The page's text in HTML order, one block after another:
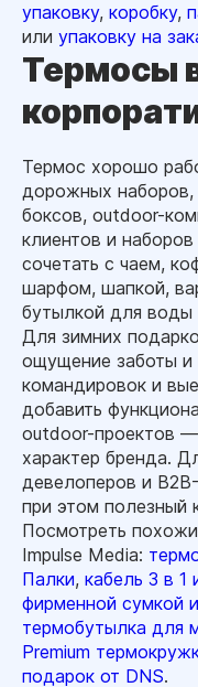
упаковку, коробку,
или упаковку на
Термосы
Термос хорошо
дорожных наборов,
боксов, outdoor-
клиентов и
сочетать с чаем,
шарфом, шапкой,
бутылкой для воды
Для зимних
ощущение заботы и
командировок и
добавить
outdoor-проектов —
характер бренда.
девелоперов и
при этом полезный
Посмотреть
Impulse Media:
Палки, кабель 3 в 1
фирменной сумкой
термобутылка для
Premium
подарок от DNS.